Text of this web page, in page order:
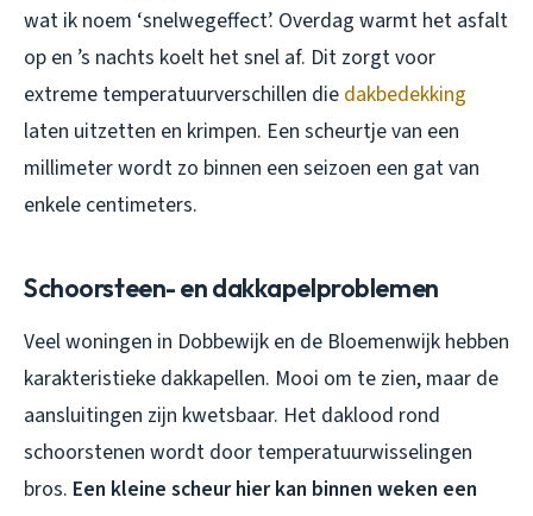
wat ik noem ‘snelwegeffect’. Overdag warmt het asfalt
op en ’s nachts koelt het snel af. Dit zorgt voor
extreme temperatuurverschillen die dakbedekking
laten uitzetten en krimpen. Een scheurtje van een
millimeter wordt zo binnen een seizoen een gat van
enkele centimeters.
Schoorsteen- en dakkapelproblemen
Veel woningen in Dobbewijk en de Bloemenwijk hebben
karakteristieke dakkapellen. Mooi om te zien, maar de
aansluitingen zijn kwetsbaar. Het daklood rond
schoorstenen wordt door temperatuurwisselingen
bros. Een kleine scheur hier kan binnen weken een